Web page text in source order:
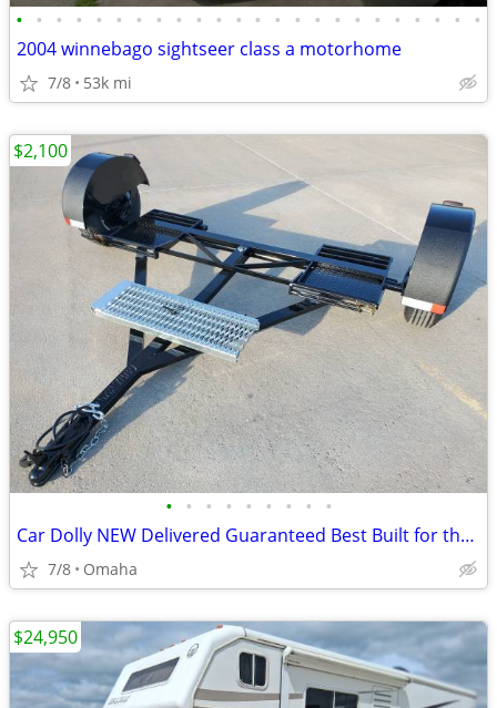
• • • • • • • • • • • • • • • • • • • • • • • •
2004 winnebago sightseer class a motorhome
7/8 53k mi
• • • • • • • • •
Car Dolly NEW Delivered Guaranteed Best Built for the Money in U.S.!
7/8 Omaha
$2,100
$24,950